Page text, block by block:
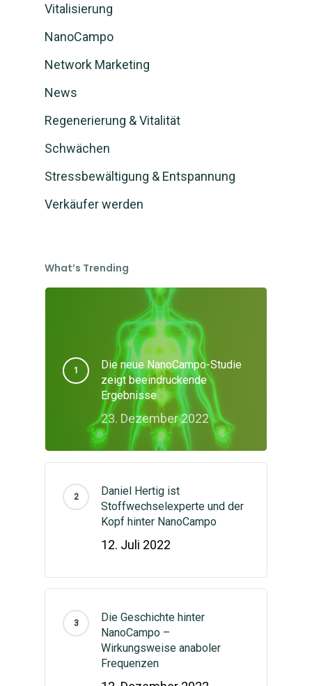
Vitalisierung
NanoCampo
Network Marketing
News
Regenerierung & Vitalität
Schwächen
Stressbewältigung & Entspannung
Verkäufer werden
What’s Trending
Die neue NanoCampo-Studie
zeigt beeindruckende
Ergebnisse
23. Dezember 2022
Daniel Hertig ist
Stoffwechselexperte und der
Kopf hinter NanoCampo
12. Juli 2022
Die Geschichte hinter
NanoCampo –
Wirkungsweise anaboler
Frequenzen